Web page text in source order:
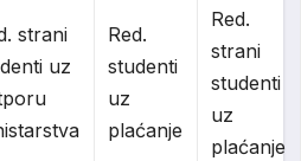
strani
uz
Red.
studenti
uz
plaćanje
Red.
strani
studenti
uz
plaćanje